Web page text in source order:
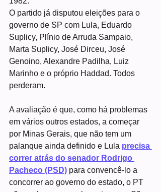
O partido já disputou eleições para o
governo de SP com Lula, Eduardo
Suplicy, Plínio de Arruda Sampaio,
Marta Suplicy, José Dirceu, José
Genoino, Alexandre Padilha, Luiz
Marinho e o próprio Haddad. Todos
perderam.
A avaliação é que, como há problemas
em vários outros estados, a começar
por Minas Gerais, que não tem um
palanque ainda definido e Lula precisa
correr atrás do senador Rodrigo
Pacheco (PSD) para convencê-lo a
concorrer ao governo do estado, o PT